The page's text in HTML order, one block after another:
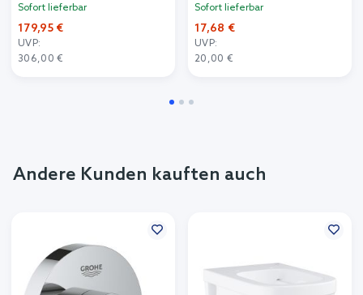
Sofort lieferbar
179,95 €
UVP:
306,00 €
Sofort lieferbar
17,68 €
UVP:
20,00 €
Andere Kunden kauften auch